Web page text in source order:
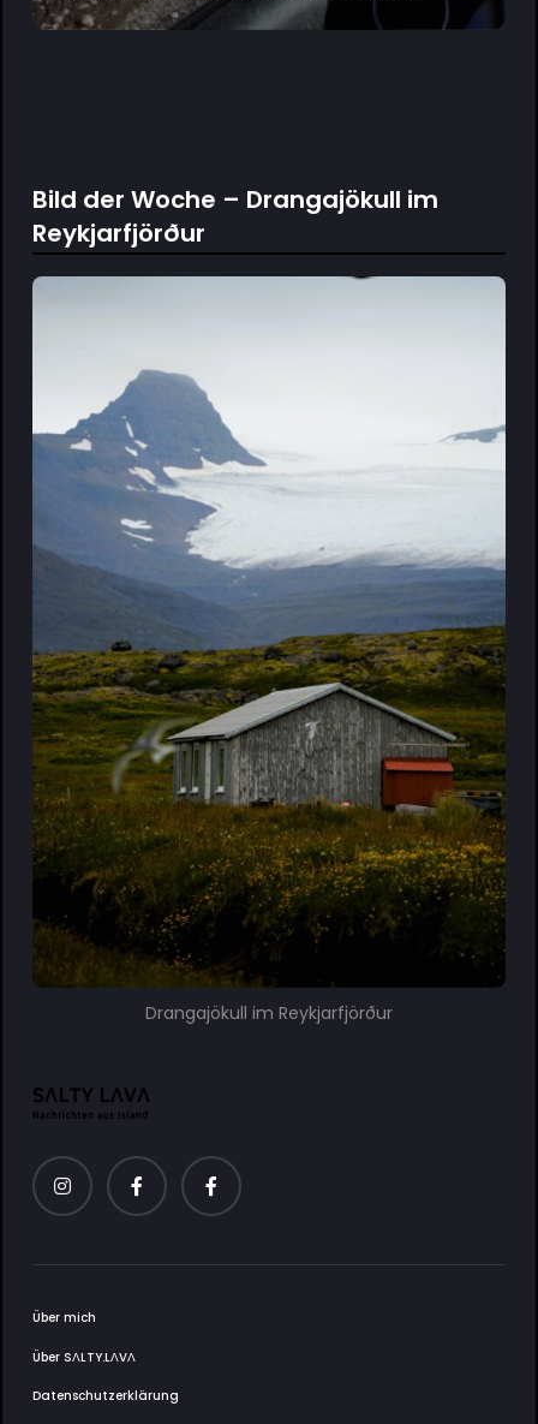
Bild der Woche – Drangajökull im
Reykjarfjörður
Drangajökull im Reykjarfjörður
Über mich
Über SΛLTY.LΛVΛ
Datenschutzerklärung